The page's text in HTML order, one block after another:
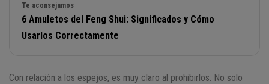
Te aconsejamos
6 Amuletos del Feng Shui: Significados y Cómo
Usarlos Correctamente
Con relación a los espejos, es muy claro al prohibirlos. No solo